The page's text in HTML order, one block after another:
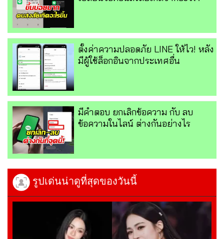
ตั้งค่าความปลอดภัย LINE ให้ไว! หลัง
มีผู้ใช้ล็อกอินจากประเทศอื่น
มีคำตอบ ยกเลิกข้อความ กับ ลบ
ข้อความในไลน์ ต่างกันอย่างไร
รูปเด่นน่าดูที่สุดของวันนี้